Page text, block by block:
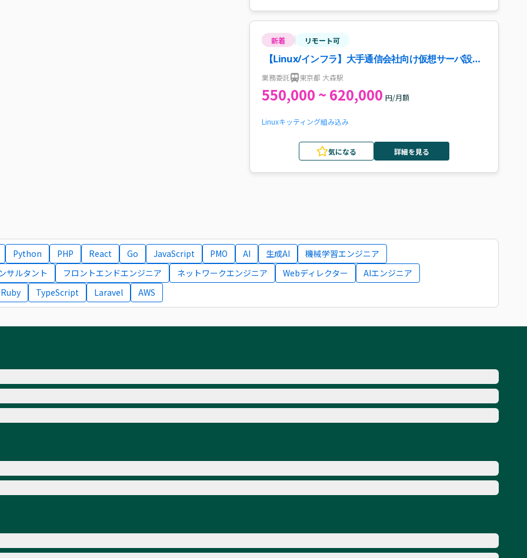
新着 リモート可
【Linux/インフラ】大手通信会社向け仮想サーバ設
計・構築支援案件・求人
業務委託 東京都 大森駅
550,000 ~ 620,000 円/月額
Linuxキッティング組み込み
気になる 詳細を見る
Python PHP React Go JavaScript PMO AI 生成AI
機械学習エンジニア
サルタント
フロントエンドエンジニア ネットワークエンジニア Webディレクター
AIエンジニア
Ruby
TypeScript Laravel AWS